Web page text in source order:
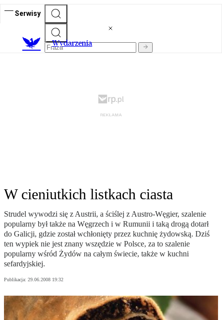
Serwisy
Wydarzenia
W cieniutkich listkach ciasta
Strudel wywodzi się z Austrii, a ściślej z Austro-Węgier, szalenie
popularny był także na Węgrzech i w Rumunii i taką drogą dotarł
do Galicji, gdzie został wchłonięty przez kuchnię żydowską. Dziś
ten wypiek nie jest znany wszędzie w Polsce, za to szalenie
popularny wśród Żydów na całym świecie, także w kuchni
sefardyjskiej.
Publikacja: 29.06.2008 19:32